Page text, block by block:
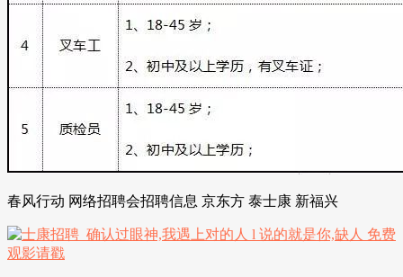
春风行动 网络招聘会招聘信息 京东方 泰士康 新福兴